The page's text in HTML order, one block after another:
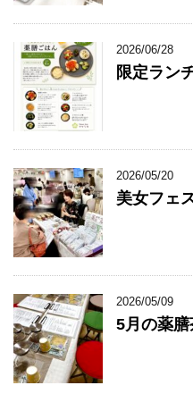
2026/06/28
限定ラン
2026/05/20
美女フェ
2026/05/09
5月の薬